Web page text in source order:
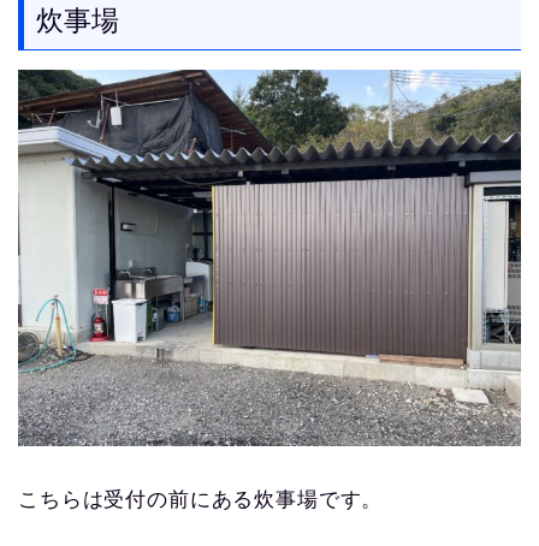
炊事場
こちらは受付の前にある炊事場です。